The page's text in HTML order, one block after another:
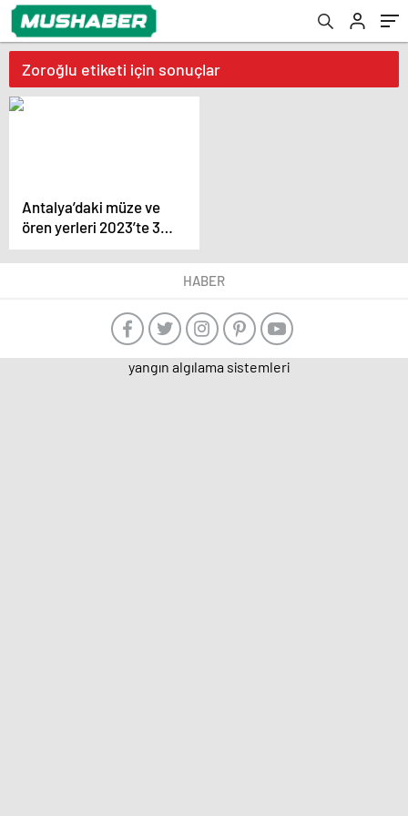
Zoroğlu etiketi için sonuçlar
Antalya’daki müze ve
ören yerleri 2023’te 3
milyon 269 bin
ziyaretçi ağırladı
HABER
yangın algılama sistemleri